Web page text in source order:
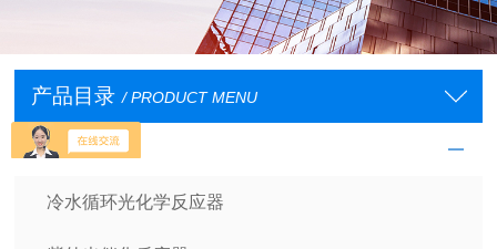
产品目录 / PRODUCT MENU
光学反应仪器
冷水循环光化学反应器